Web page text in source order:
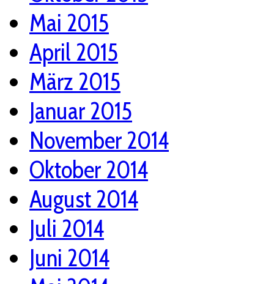
Mai 2015
April 2015
März 2015
Januar 2015
November 2014
Oktober 2014
August 2014
Juli 2014
Juni 2014